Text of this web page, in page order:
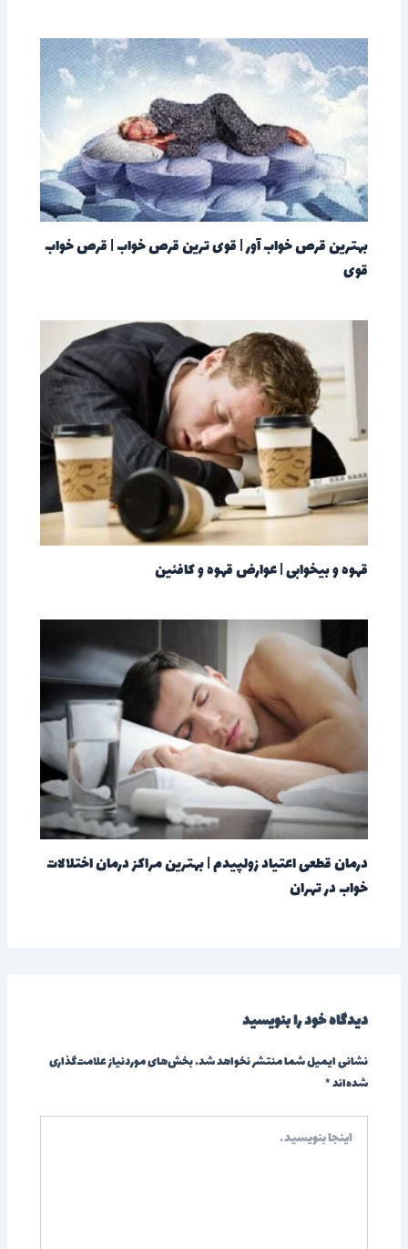
بهترین قرص خواب آور | قوی ترین قرص خواب | قرص خواب
قوی
قهوه و بیخوابی | عوارض قهوه و کافئین
درمان قطعی اعتیاد زولپیدم | بهترین مراکز درمان اختلالات
خواب در تهران
دیدگاه‌ خود را بنویسید
نشانی ایمیل شما منتشر نخواهد شد.بخش‌های موردنیاز علامت‌گذاری
شده‌اند*
بنویسید…